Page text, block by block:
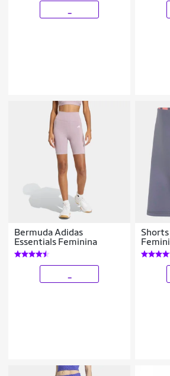
Bermuda Adidas
Essentials Feminina